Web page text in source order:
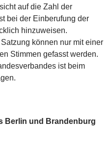
auf die Zahl der
bei der Einberufung der
hinzuweisen.
können nur mit einer
Stimmen gefasst werden.
ist beim
Berlin und Brandenburg